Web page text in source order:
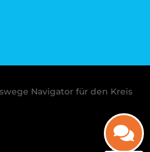
Navigator für den Kreis